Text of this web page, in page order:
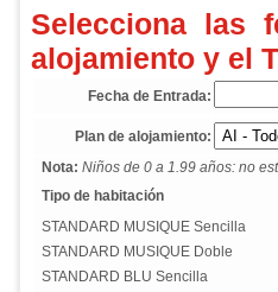
Selecciona las
alojamiento y el
Fecha de Entrada:
Plan de alojamiento:
Nota: Niños de 0 a 1.99 años: no
Tipo de habitación
STANDARD MUSIQUE Sencilla
STANDARD MUSIQUE Doble
STANDARD BLU Sencilla